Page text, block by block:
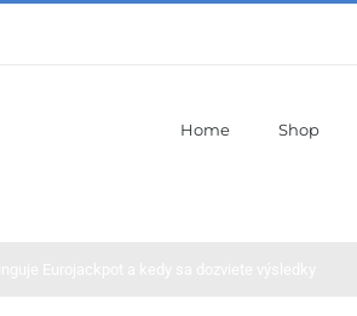
Home Shop